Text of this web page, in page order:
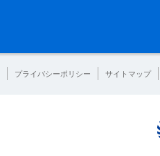
プライバシーポリシー サイトマップ